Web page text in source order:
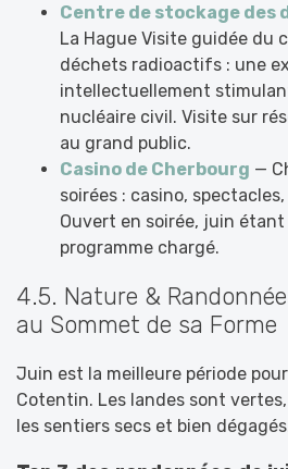
Centre de stockage des
La Hague Visite guidée du
déchets radioactifs : une
intellectuellement
nucléaire civil. Visite sur
au grand public.
Casino de Cherbourg —
soirées : casino,
Ouvert en soirée, juin
programme chargé.
4.5. Nature &
au Sommet de sa Forme
Juin est la meilleure période
Cotentin. Les landes sont
les sentiers secs et bien